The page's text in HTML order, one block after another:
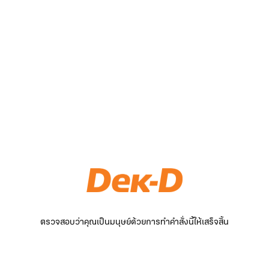
ตรวจสอบว่าคุณเป็นมนุษย์ด้วยการทำคำสั่งนี้ให้เสร็จสิ้น